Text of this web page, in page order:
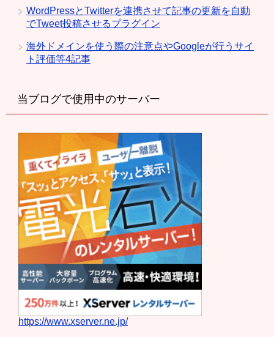
WordPressとTwitterを連携させて記事の更新を自動
でTweet投稿させるプラグイン
海外ドメインを使う際の注意点やGoogleが行うサイ
ト評価等4記事
当ブログで使用中のサーバー
https://www.xserver.ne.jp/